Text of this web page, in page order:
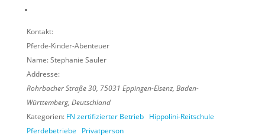
Kontakt:
Pferde-Kinder-Abenteuer
Name:Stephanie Sauler
Addresse:
Rohrbacher Straße 30, 75031 Eppingen-Elsenz, Baden-
Württemberg, Deutschland
Kategorien: FN zertifizierter Betrieb Hippolini-Reitschule
Pferdebetriebe
Privatperson